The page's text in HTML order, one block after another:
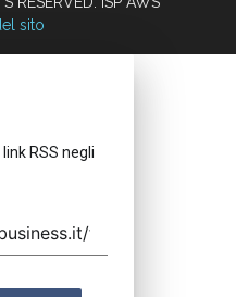
sito
RSS negli